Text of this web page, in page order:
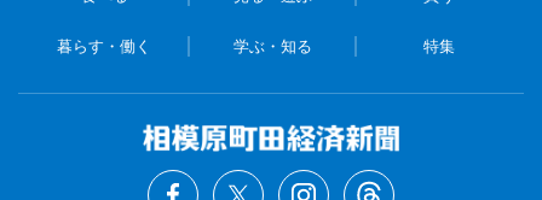
暮らす・働く 学ぶ・知る 特集